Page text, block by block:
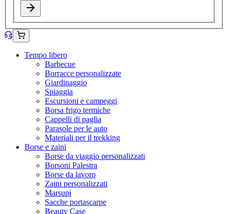
Tempo libero
Barbecue
Borracce personalizzate
Giardinaggio
Spiaggia
Escursioni e campeggi
Borsa frigo termiche
Cappelli di paglia
Parasole per le auto
Materiali per il trekking
Borse e zaini
Borse da viaggio personalizzati
Borsoni Palestra
Borse da lavoro
Zaini personalizzati
Marsupi
Sacche portascarpe
Beauty Case